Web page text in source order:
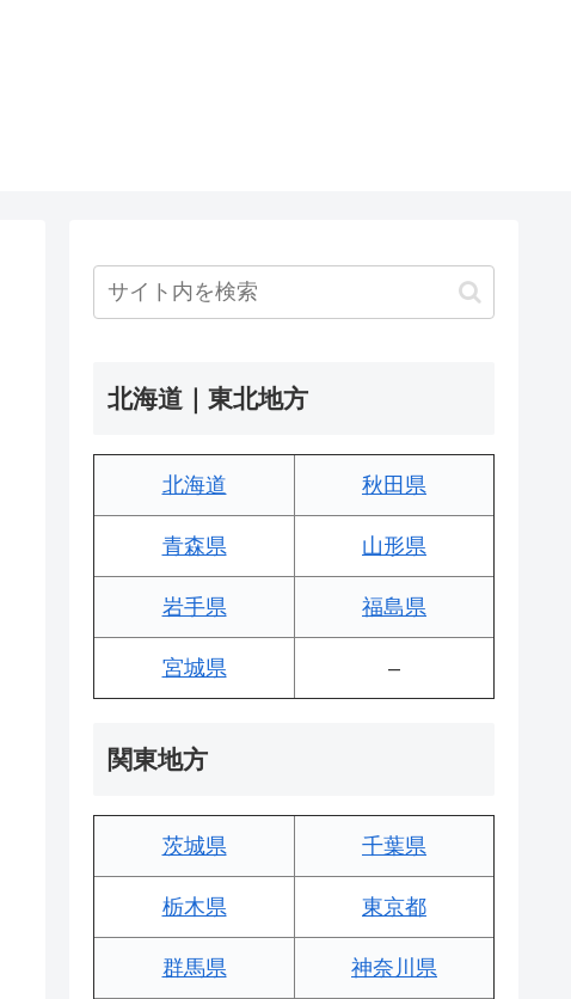
北海道｜東北地方
北海道 秋田県
青森県 山形県
岩手県 福島県
宮城県 –
関東地方
茨城県 千葉県
栃木県 東京都
群馬県 神奈川県